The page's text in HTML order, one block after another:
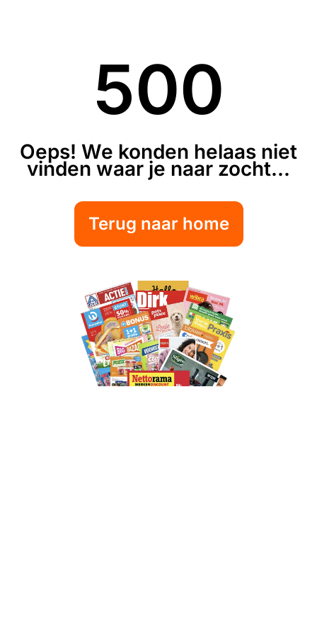
500
Oeps! We konden helaas niet
vinden waar je naar zocht...
Terug naar home